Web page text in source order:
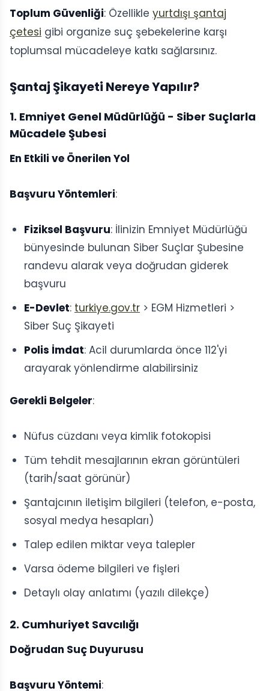
Toplum Güvenliği: Özellikle yurtdışı şantaj
çetesi gibi organize suç şebekelerine karşı
toplumsal mücadeleye katkı sağlarsınız.
Şantaj Şikayeti Nereye Yapılır?
1. Emniyet Genel Müdürlüğü - Siber Suçlarla
Mücadele Şubesi
En Etkili ve Önerilen Yol
Başvuru Yöntemleri:
Fiziksel Başvuru: İlinizin Emniyet Müdürlüğü
bünyesinde bulunan Siber Suçlar Şubesine
randevu alarak veya doğrudan giderek
başvuru
E-Devlet: turkiye.gov.tr > EGM Hizmetleri >
Siber Suç Şikayeti
Polis İmdat: Acil durumlarda önce 112'yi
arayarak yönlendirme alabilirsiniz
Gerekli Belgeler:
Nüfus cüzdanı veya kimlik fotokopisi
Tüm tehdit mesajlarının ekran görüntüleri
(tarih/saat görünür)
Şantajcının iletişim bilgileri (telefon, e-posta,
sosyal medya hesapları)
Talep edilen miktar veya talepler
Varsa ödeme bilgileri ve fişleri
Detaylı olay anlatımı (yazılı dilekçe)
2. Cumhuriyet Savcılığı
Doğrudan Suç Duyurusu
Başvuru Yöntemi: